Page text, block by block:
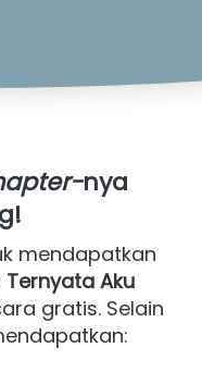
nya
Ternyata Aku
gratis. Selain